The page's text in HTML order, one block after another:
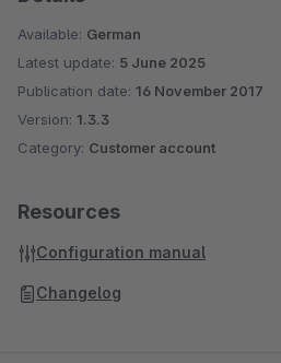
Available: German
Latest update: 5 June 2025
Publication date: 16 November 2017
Version: 1.3.3
Category: Customer account
Resources
Configuration manual
Changelog